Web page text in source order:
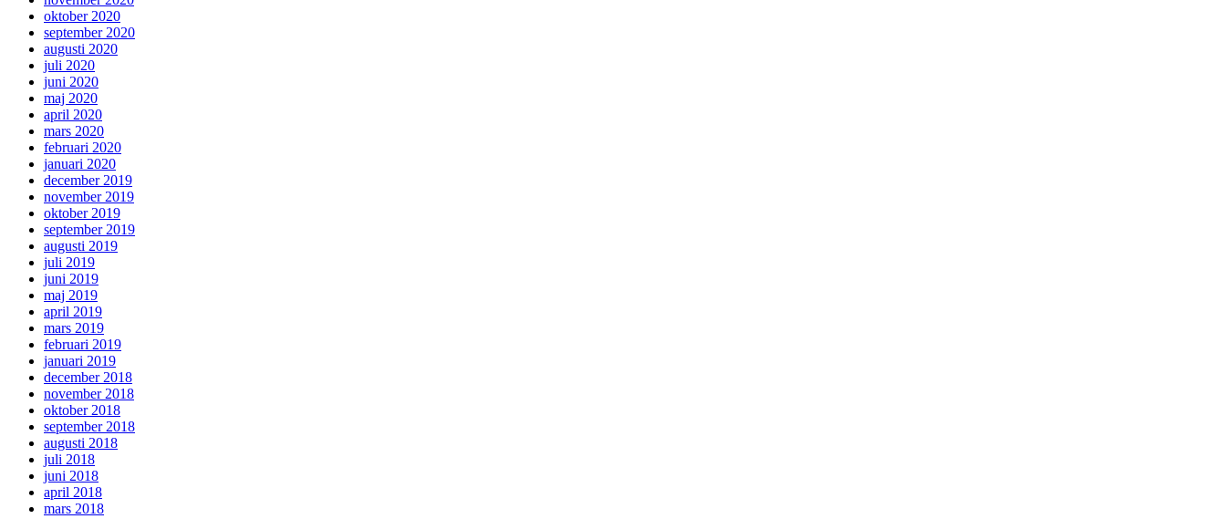
oktober 2020
september 2020
augusti 2020
juli 2020
juni 2020
maj 2020
april 2020
mars 2020
februari 2020
januari 2020
december 2019
november 2019
oktober 2019
september 2019
augusti 2019
juli 2019
juni 2019
maj 2019
april 2019
mars 2019
februari 2019
januari 2019
december 2018
november 2018
oktober 2018
september 2018
augusti 2018
juli 2018
juni 2018
april 2018
mars 2018